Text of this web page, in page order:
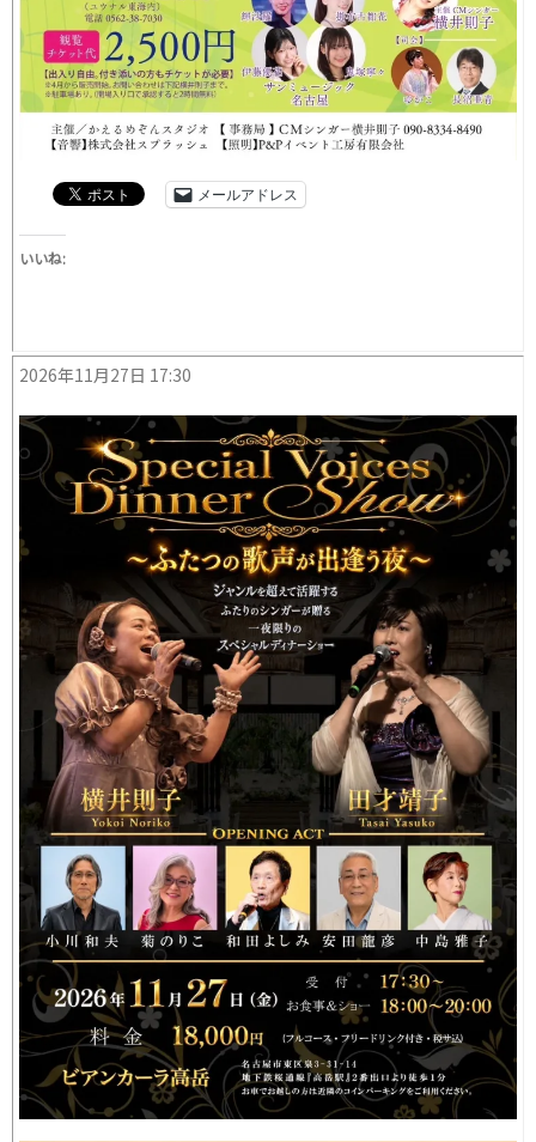
メールアドレス
いいね:
2026年11月27日 17:30